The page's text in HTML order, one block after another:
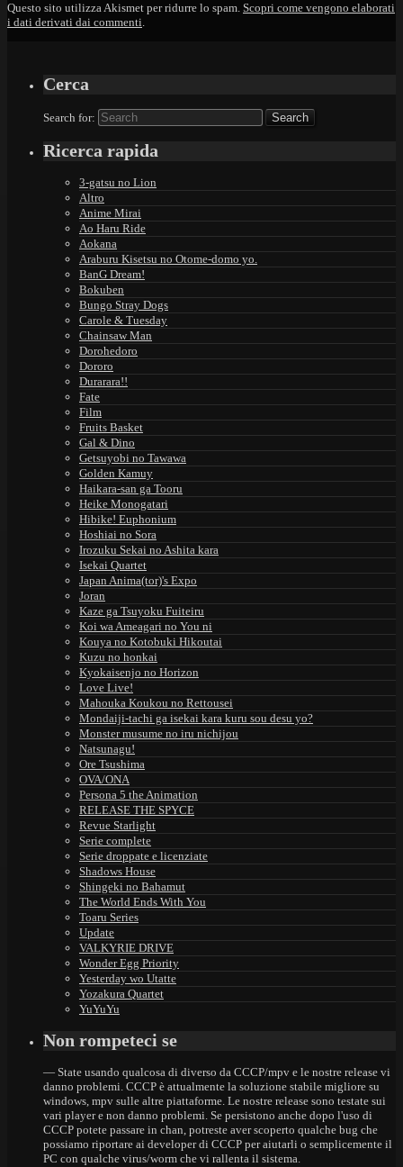
Questo sito utilizza Akismet per ridurre lo spam. Scopri come vengono elaborati
i dati derivati dai commenti.
Cerca
Search for:
Ricerca rapida
3-gatsu no Lion
Altro
Anime Mirai
Ao Haru Ride
Aokana
Araburu Kisetsu no Otome-domo yo.
BanG Dream!
Bokuben
Bungo Stray Dogs
Carole & Tuesday
Chainsaw Man
Dorohedoro
Dororo
Durarara!!
Fate
Film
Fruits Basket
Gal & Dino
Getsuyobi no Tawawa
Golden Kamuy
Haikara-san ga Tooru
Heike Monogatari
Hibike! Euphonium
Hoshiai no Sora
Irozuku Sekai no Ashita kara
Isekai Quartet
Japan Anima(tor)'s Expo
Joran
Kaze ga Tsuyoku Fuiteiru
Koi wa Ameagari no You ni
Kouya no Kotobuki Hikoutai
Kuzu no honkai
Kyokaisenjo no Horizon
Love Live!
Mahouka Koukou no Rettousei
Mondaiji-tachi ga isekai kara kuru sou desu yo?
Monster musume no iru nichijou
Natsunagu!
Ore Tsushima
OVA/ONA
Persona 5 the Animation
RELEASE THE SPYCE
Revue Starlight
Serie complete
Serie droppate e licenziate
Shadows House
Shingeki no Bahamut
The World Ends With You
Toaru Series
Update
VALKYRIE DRIVE
Wonder Egg Priority
Yesterday wo Utatte
Yozakura Quartet
YuYuYu
Non rompeteci se
— State usando qualcosa di diverso da CCCP/mpv e le nostre release vi
danno problemi. CCCP è attualmente la soluzione stabile migliore su
windows, mpv sulle altre piattaforme. Le nostre release sono testate sui
vari player e non danno problemi. Se persistono anche dopo l'uso di
CCCP potete passare in chan, potreste aver scoperto qualche bug che
possiamo riportare ai developer di CCCP per aiutarli o semplicemente il
PC con qualche virus/worm che vi rallenta il sistema.